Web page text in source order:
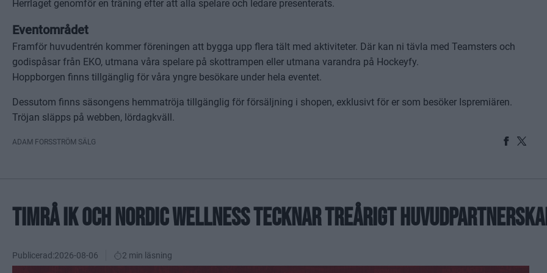
Herrlaget genomför en träning efter att alla spelare och ledare presenterats.
Eventområdet
Framför huvudentrén kommer föreningen att bygga upp flera tält med aktiviteter. Där kan ni tävla med Teamsters och
godispåsar från EKO, utmana våra spelare på skottrampen eller utmana varandra på Hockeyfy.
Hoppborgen finns tillgänglig för våra yngre besökare under hela eventet.
Dessutom finns säsongens hemmatröja tillgänglig för försäljning i shopen, exklusivt för er som besöker Ispremiären.
Tröjan släpps på webben, lördagkväll.
ADAM FORSSTRÖM SÄLG
TIMRÅ IK OCH NORDIC WELLNESS TECKNAR TREÅRIGT
Publicerad:2026-08-06 2 min läsning